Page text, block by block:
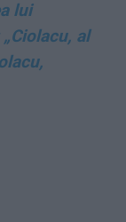
lui
al